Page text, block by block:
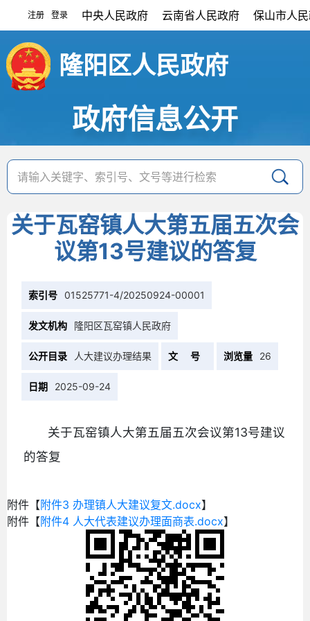
注册 登录 中央人民政府 云南省人民政府 保山市人
隆阳区人民政府
政府信息公开
关于瓦窑镇人大第五届五次会
议第13号建议的答复
索引号 01525771-4/20250924-00001
发文机构 隆阳区瓦窑镇人民政府
公开目录 人大建议办理结果 文 号 浏览量 26
日期 2025-09-24
关于瓦窑镇人大第五届五次会议第13号建议
的答复
附件【附件3 办理镇人大建议复文.docx】
附件【附件4 人大代表建议办理面商表.docx】